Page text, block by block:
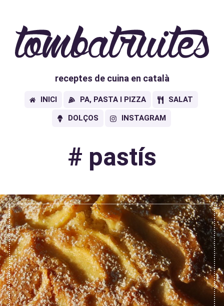
receptes de cuina en català
INICI PA, PASTA I PIZZA SALAT
DOLÇOS INSTAGRAM
# pastís